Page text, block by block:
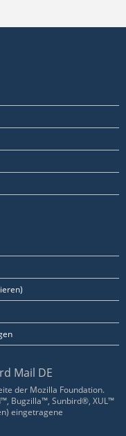
Mail DE
der Mozilla Foundation.
Bugzilla™, Sunbird®, XUL™
eingetragene